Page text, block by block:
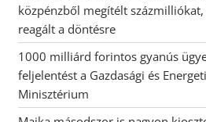
közpénzből megítélt
reagált a döntésre
1000 milliárd forintos gyanús
feljelentést a Gazdasági és
Minisztérium